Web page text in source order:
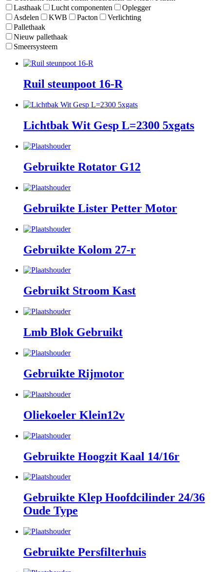
Lasthaak
Lucht componenten
Oplegger
Asdelen
KWB Pacton
Verlichting
Pallethaak
Nieuw pallethaak
Smeersysteem
Ruil steunpoot 16-R
Lichtbak Wit Gesp L=2300 5xgats
Gebruikte Rotator G12
Gebruikte Lister Petter Motor
Gebruikte Kolom 27-r
Gebruikt Stroom Kast
Lmb Blok Gebruikt
Gebruikte Rijmotor
Oliekoeler Klein12v
Gebruikte Hoogzit Kaal 14/16r
Gebruikte Klep Hoofdcilinder 24/36
Oude Type
Gebruikte Persfilterhuis